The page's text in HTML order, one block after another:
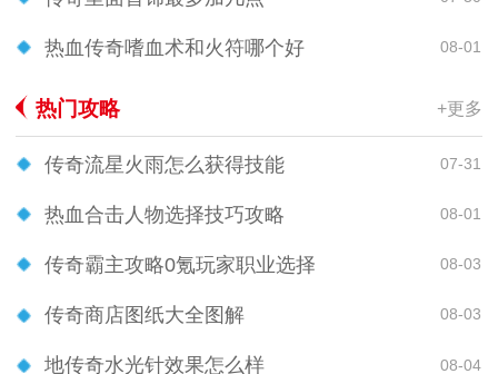
热血传奇嗜血术和火符哪个好 08-01
热门攻略 +更多
传奇流星火雨怎么获得技能 07-31
热血合击人物选择技巧攻略 08-01
传奇霸主攻略0氪玩家职业选择 08-03
传奇商店图纸大全图解 08-03
地传奇水光针效果怎么样 08-04